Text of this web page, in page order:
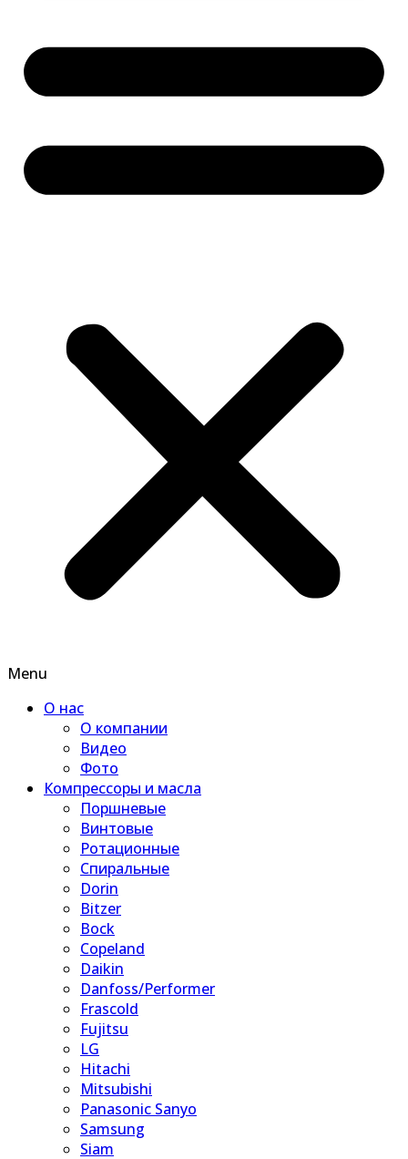
Menu
О нас
О компании
Видео
Фото
Компрессоры и масла
Поршневые
Винтовые
Ротационные
Спиральные
Dorin
Bitzer
Bock
Copeland
Daikin
Danfoss/Performer
Frascold
Fujitsu
LG
Hitachi
Mitsubishi
Panasonic Sanyo
Samsung
Siam